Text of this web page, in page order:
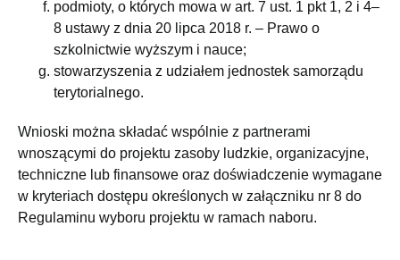
podmioty, o których mowa w art. 7 ust. 1 pkt 1, 2 i 4–
8 ustawy z dnia 20 lipca 2018 r. – Prawo o
szkolnictwie wyższym i nauce;
stowarzyszenia z udziałem jednostek samorządu
terytorialnego.
Wnioski można składać wspólnie z partnerami
wnoszącymi do projektu zasoby ludzkie, organizacyjne,
techniczne lub finansowe oraz doświadczenie wymagane
w kryteriach dostępu określonych w załączniku nr 8 do
Regulaminu wyboru projektu w ramach naboru.